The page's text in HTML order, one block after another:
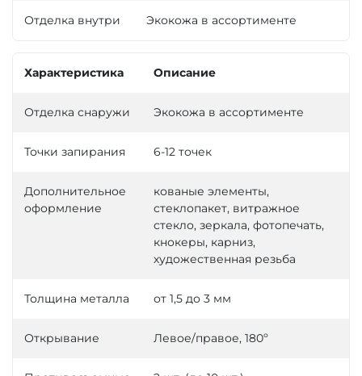
Отделка внутри Экокожа в ассортименте
Характеристика Описание
Отделка снаружи Экокожа в ассортименте
Точки запирания 6-12 точек
Дополнительное
оформление
кованые элементы,
стеклопакет, витражное
стекло, зеркала, фотопечать,
кнокеры, карниз,
художественная резьба
Толщина металла от 1,5 до 3 мм
Открывание Левое/правое, 180º